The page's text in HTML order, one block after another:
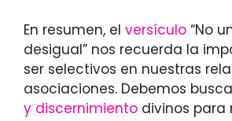
En resumen, el versículo “No
desigual” nos recuerda la
ser selectivos en nuestras
asociaciones. Debemos
y discernimiento divinos para